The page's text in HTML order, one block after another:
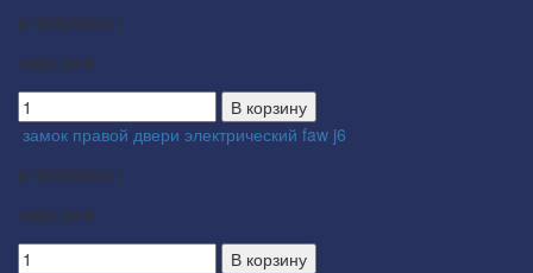
6105025AA01
1650.00 ₽
В корзину
замок правой двери электрический faw j6
6105030AA01
1650.00 ₽
В корзину